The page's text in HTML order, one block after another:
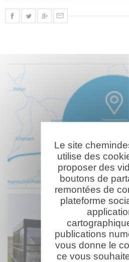
Le site
utilise des
proposer des
boutons de
remontées de
plateforme
publications
vous donne le
ce vous